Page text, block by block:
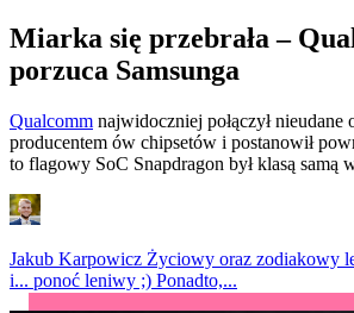
Miarka się przebrała –
porzuca Samsunga
Qualcomm najwidoczniej połączył nieudane
producentem ów chipsetów i postanowił
to flagowy SoC Snapdragon był klasą samą
Jakub Karpowicz Życiowy oraz zodiakowy
i... ponoć leniwy ;) Ponadto,...